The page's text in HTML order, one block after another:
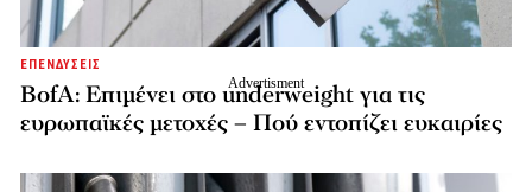
ΕΠΕΝΔΥΣΕΙΣ
BofA: Επιμένει στο underweight για τις
ευρωπαϊκές μετοχές – Πού εντοπίζει ευκαιρίες